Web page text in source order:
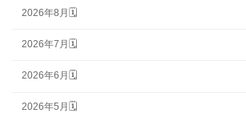
2026年8月🗓
2026年7月🗓
2026年6月🗓
2026年5月🗓